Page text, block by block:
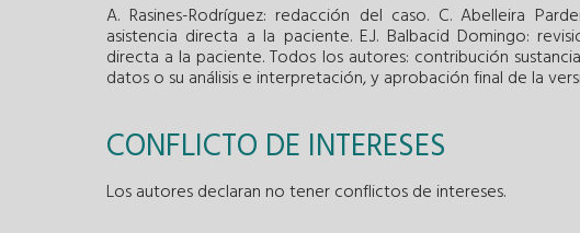
A. Rasines-Rodríguez: redacción del caso. C. Abelleira
asistencia directa a la paciente. E.J. Balbacid Domingo:
directa a la paciente. Todos los autores: contribución
datos o su análisis e interpretación, y aprobación final de la
CONFLICTO DE INTERESES
Los autores declaran no tener conflictos de intereses.